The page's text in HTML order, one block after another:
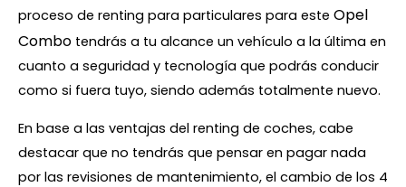
proceso de renting para particulares para este Opel
Combo tendrás a tu alcance un vehículo a la última en
cuanto a seguridad y tecnología que podrás conducir
como si fuera tuyo, siendo además totalmente nuevo.
En base a las ventajas del renting de coches, cabe
destacar que no tendrás que pensar en pagar nada
por las revisiones de mantenimiento, el cambio de los 4